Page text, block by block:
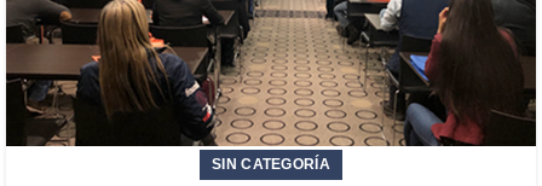
SIN CATEGORÍA